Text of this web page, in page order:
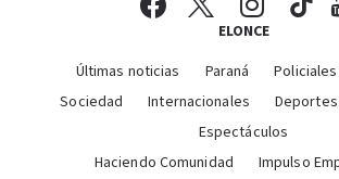
ELONCE
Últimas noticias Paraná Policiales
Sociedad
Internacionales Deportes
Espectáculos
Haciendo Comunidad
Impulso